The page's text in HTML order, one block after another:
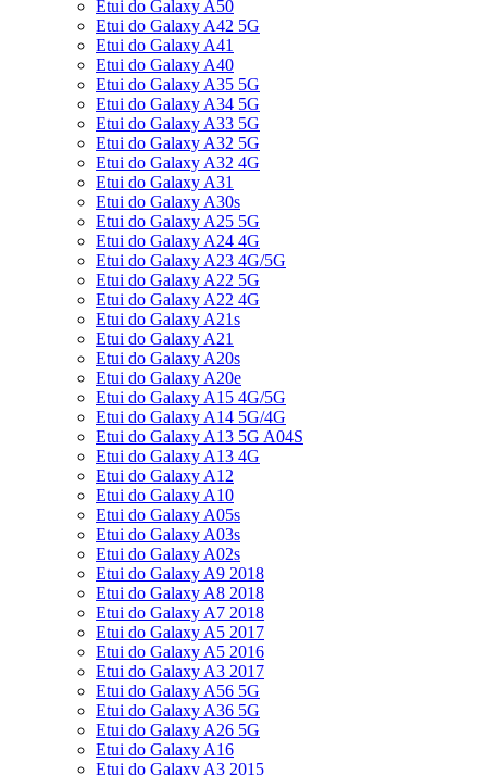
Etui do Galaxy A50
Etui do Galaxy A42 5G
Etui do Galaxy A41
Etui do Galaxy A40
Etui do Galaxy A35 5G
Etui do Galaxy A34 5G
Etui do Galaxy A33 5G
Etui do Galaxy A32 5G
Etui do Galaxy A32 4G
Etui do Galaxy A31
Etui do Galaxy A30s
Etui do Galaxy A25 5G
Etui do Galaxy A24 4G
Etui do Galaxy A23 4G/5G
Etui do Galaxy A22 5G
Etui do Galaxy A22 4G
Etui do Galaxy A21s
Etui do Galaxy A21
Etui do Galaxy A20s
Etui do Galaxy A20e
Etui do Galaxy A15 4G/5G
Etui do Galaxy A14 5G/4G
Etui do Galaxy A13 5G A04S
Etui do Galaxy A13 4G
Etui do Galaxy A12
Etui do Galaxy A10
Etui do Galaxy A05s
Etui do Galaxy A03s
Etui do Galaxy A02s
Etui do Galaxy A9 2018
Etui do Galaxy A8 2018
Etui do Galaxy A7 2018
Etui do Galaxy A5 2017
Etui do Galaxy A5 2016
Etui do Galaxy A3 2017
Etui do Galaxy A56 5G
Etui do Galaxy A36 5G
Etui do Galaxy A26 5G
Etui do Galaxy A16
Etui do Galaxy A3 2015